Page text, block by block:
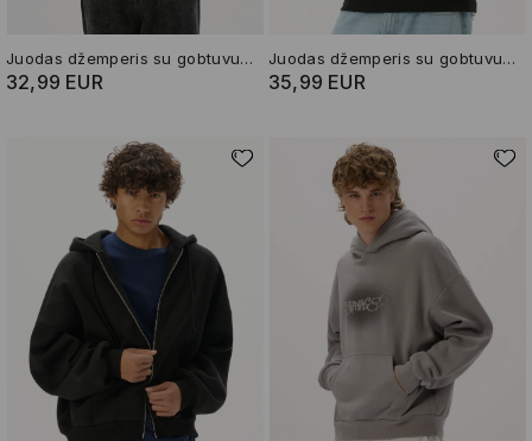
Juodas džemperis su gobtuvu ir piešiniu
32,99 EUR
Juodas džemperis su gobtuvu ir piešiniu
35,99 EUR